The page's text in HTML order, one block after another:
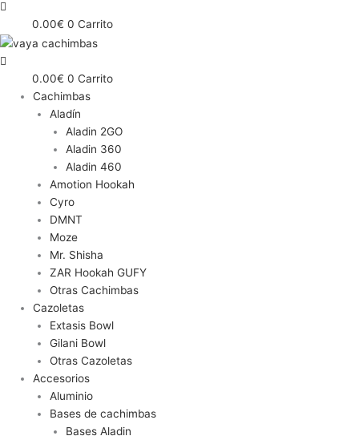
0.00€ 0 Carrito
0.00€ 0 Carrito
Cachimbas
Aladín
Aladin 2GO
Aladin 360
Aladin 460
Amotion Hookah
Cyro
DMNT
Moze
Mr. Shisha
ZAR Hookah GUFY
Otras Cachimbas
Cazoletas
Extasis Bowl
Gilani Bowl
Otras Cazoletas
Accesorios
Aluminio
Bases de cachimbas
Bases Aladin